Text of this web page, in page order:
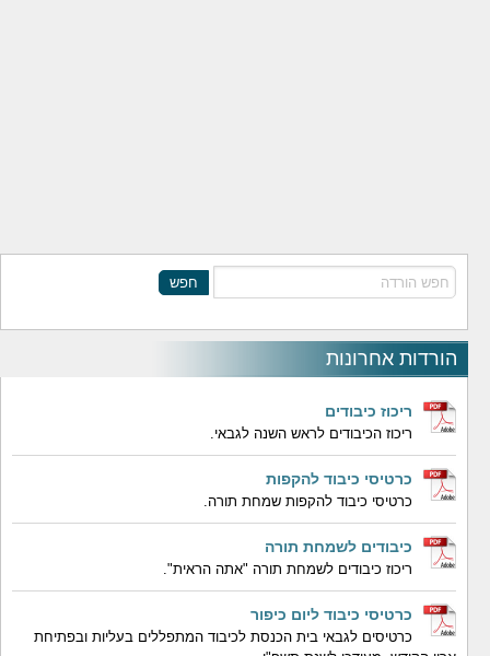
חפש
הורדות אחרונות
ריכוז כיבודים
ריכוז הכיבודים לראש השנה לגבאי.
כרטיסי כיבוד להקפות
כרטיסי כיבוד להקפות שמחת תורה.
כיבודים לשמחת תורה
ריכוז כיבודים לשמחת תורה "אתה הראית".
כרטיסי כיבוד ליום כיפור
כרטיסים לגבאי בית הכנסת לכיבוד המתפללים בעליות ובפתיחת